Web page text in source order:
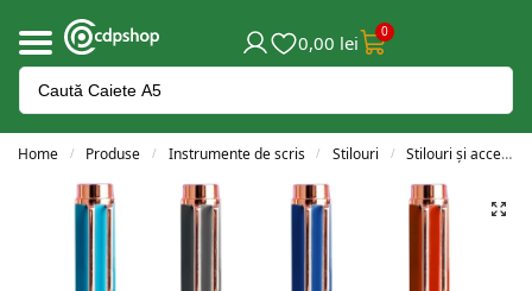
0,00 lei 0
Home / Produse / Instrumente de scris / Stilouri / Stilouri și accesorii